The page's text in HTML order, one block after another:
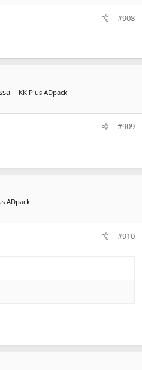
#908
KK Plus ADpack
#909
ADpack
#910